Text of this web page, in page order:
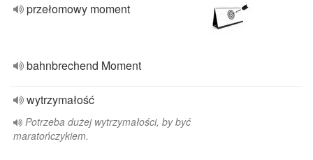
przełomowy moment
bahnbrechend Moment
wytrzymałość
Potrzeba dużej wytrzymałości, by być
maratończykiem.